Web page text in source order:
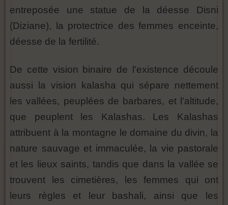
entreposée une statue de la déesse Disni
(Diziane), la protectrice des femmes enceinte,
déesse de la fertilité.
De cette vision binaire de l'existence découle
aussi la vision kalasha qui sépare nettement
les vallées, peuplées de barbares, et l'altitude,
que peuplent les Kalashas. Les Kalashas
attribuent à la montagne le domaine du divin, la
nature sauvage et immaculée, la vie pastorale
et les lieux saints, tandis que dans la vallée se
trouvent les cimetières, les femmes qui ont
leurs règles et leur bashali, ainsi que les